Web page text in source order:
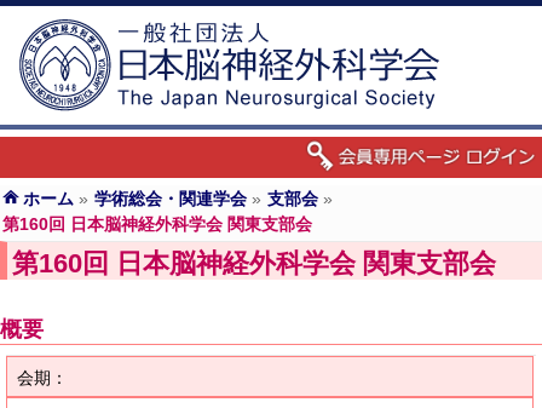
ホーム » 学術総会・関連学会 » 支部会 »
第160回 日本脳神経外科学会 関東支部会
第160回 日本脳神経外科学会 関東支部会
概要
会期：